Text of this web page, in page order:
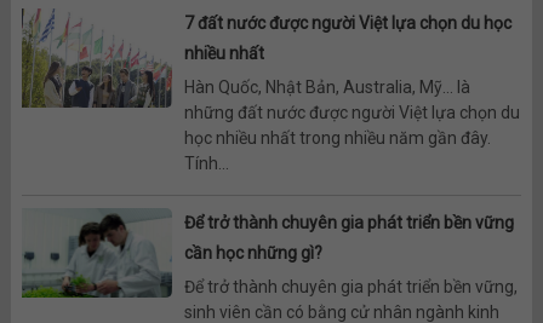
7 đất nước được người Việt lựa chọn du học
nhiều nhất
Hàn Quốc, Nhật Bản, Australia, Mỹ… là
những đất nước được người Việt lựa chọn du
học nhiều nhất trong nhiều năm gần đây.
Tính...
Để trở thành chuyên gia phát triển bền vững
cần học những gì?
Để trở thành chuyên gia phát triển bền vững,
sinh viên cần có bằng cử nhân ngành kinh